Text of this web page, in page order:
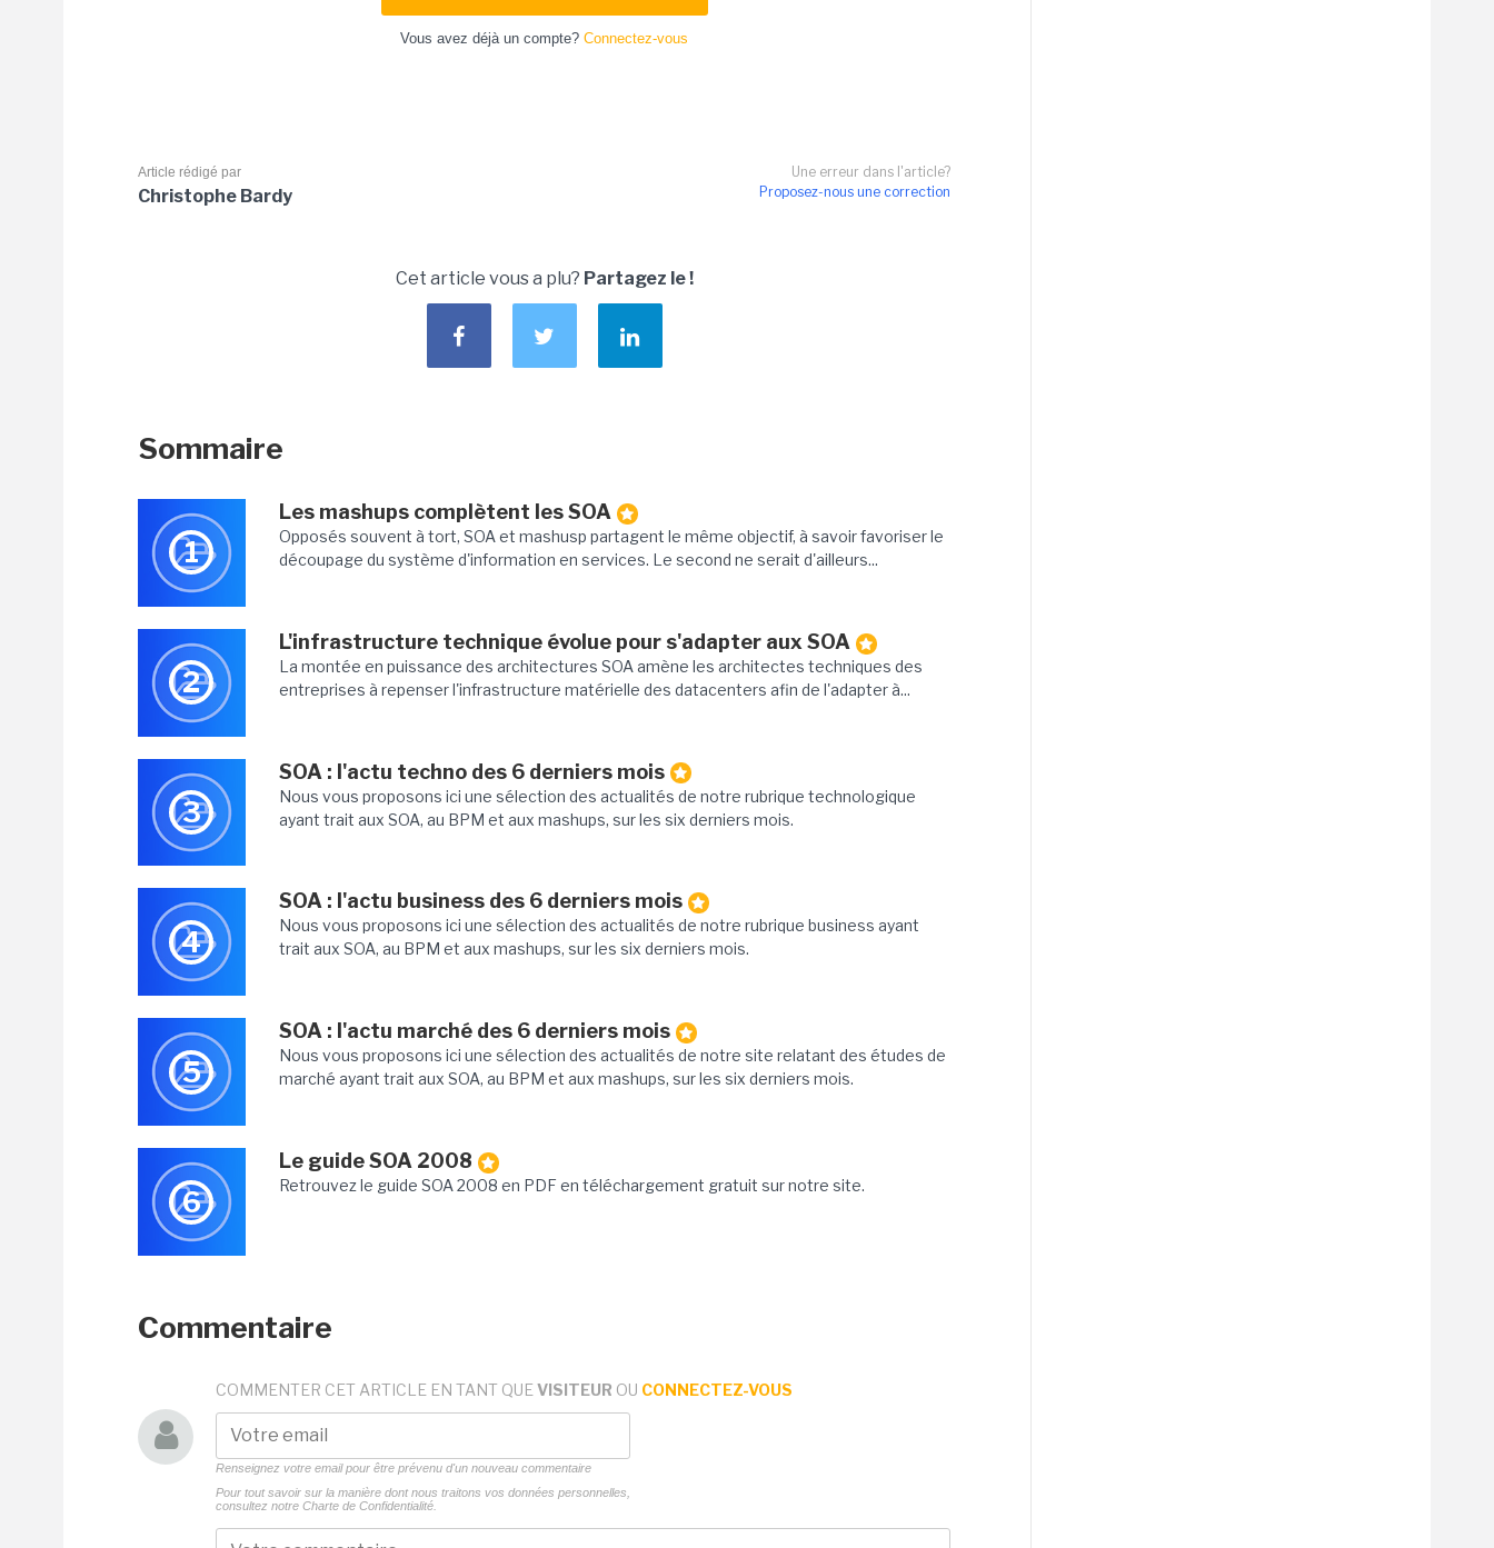
Vous avez déjà un compte? Connectez-vous
Une erreur dans l'article?
Proposez-nous une correction
Article rédigé par
Christophe Bardy
Cet article vous a plu? Partagez le !
Sommaire
1
Les mashups complètent les SOA
Opposés souvent à tort, SOA et mashusp partagent le même objectif, à savoir favoriser le
découpage du système d'information en services. Le second ne serait d'ailleurs...
2
L'infrastructure technique évolue pour s'adapter aux SOA
La montée en puissance des architectures SOA amène les architectes techniques des
entreprises à repenser l'infrastructure matérielle des datacenters afin de l'adapter à...
3
SOA : l'actu techno des 6 derniers mois
Nous vous proposons ici une sélection des actualités de notre rubrique technologique
ayant trait aux SOA, au BPM et aux mashups, sur les six derniers mois.
4
SOA : l'actu business des 6 derniers mois
Nous vous proposons ici une sélection des actualités de notre rubrique business ayant
trait aux SOA, au BPM et aux mashups, sur les six derniers mois.
5
SOA : l'actu marché des 6 derniers mois
Nous vous proposons ici une sélection des actualités de notre site relatant des études de
marché ayant trait aux SOA, au BPM et aux mashups, sur les six derniers mois.
6
Le guide SOA 2008
Retrouvez le guide SOA 2008 en PDF en téléchargement gratuit sur notre site.
Commentaire
COMMENTER CET ARTICLE EN TANT QUE VISITEUR OU CONNECTEZ-VOUS
Renseignez votre email pour être prévenu d'un nouveau commentaire
Pour tout savoir sur la manière dont nous traitons vos données personnelles,
consultez notre Charte de Confidentialité.